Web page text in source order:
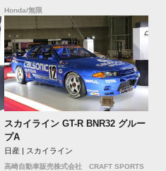
Honda/無限
スカイライン GT-R BNR32 グルー
プA
日産 | スカイライン
高崎自動車販売株式会社 CRAFT SPORTS